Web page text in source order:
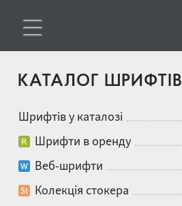
КАТАЛОГ ШРИФТІВ
Шрифтів у каталозі
Шрифти в оренду
Веб-шрифти
Колекція стокера